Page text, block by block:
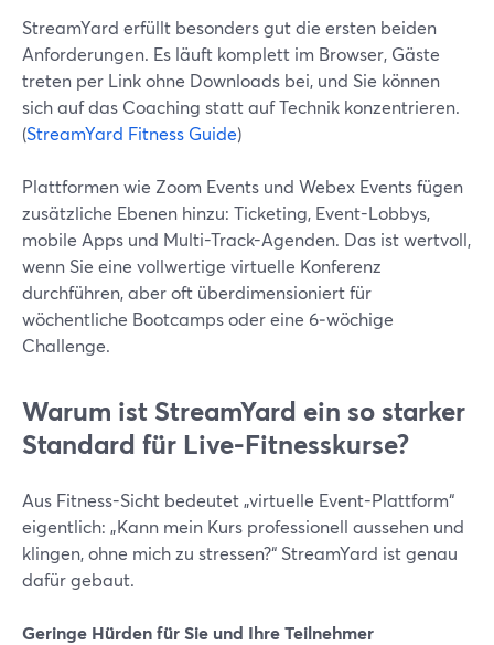
StreamYard erfüllt besonders gut die ersten beiden
Anforderungen. Es läuft komplett im Browser, Gäste
treten per Link ohne Downloads bei, und Sie können
sich auf das Coaching statt auf Technik konzentrieren.
(StreamYard Fitness Guide)
Plattformen wie Zoom Events und Webex Events fügen
zusätzliche Ebenen hinzu: Ticketing, Event-Lobbys,
mobile Apps und Multi-Track-Agenden. Das ist wertvoll,
wenn Sie eine vollwertige virtuelle Konferenz
durchführen, aber oft überdimensioniert für
wöchentliche Bootcamps oder eine 6‑wöchige
Challenge.
Warum ist StreamYard ein so starker
Standard für Live-Fitnesskurse?
Aus Fitness-Sicht bedeutet „virtuelle Event-Plattform“
eigentlich: „Kann mein Kurs professionell aussehen und
klingen, ohne mich zu stressen?“ StreamYard ist genau
dafür gebaut.
Geringe Hürden für Sie und Ihre Teilnehmer